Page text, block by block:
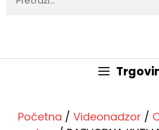
Početna / Videonadzor /